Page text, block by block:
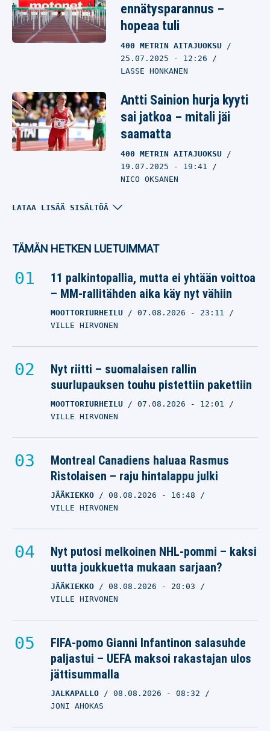
ennätysparannus –
hopeaa tuli
400 METRIN AITAJUOKSU
25.07.2025 - 12:26
LASSE HONKANEN
Antti Sainion hurja kyyti
sai jatkoa – mitali jäi
saamatta
400 METRIN AITAJUOKSU
19.07.2025 - 19:41
NICO OKSANEN
Turun Urheiluliiton Aada
ennätyksellä EM-finaaliin
18.07.2025 - 21:22
NICO OKSANEN
LATAA LISÄÄ SISÄLTÖÄ
TÄMÄN HETKEN LUETUIMMAT
11 palkintopallia, mutta ei yhtään voittoa
– MM-rallitähden aika käy nyt vähiin
MOOTTORIURHEILU 07.08.2026 - 23:11
VILLE HIRVONEN
Nyt riitti – suomalaisen rallin
suurlupauksen touhu pistettiin pakettiin
MOOTTORIURHEILU 07.08.2026 - 12:01
VILLE HIRVONEN
Montreal Canadiens haluaa Rasmus
Ristolaisen – raju hintalappu julki
JÄÄKIEKKO 08.08.2026 - 16:48
VILLE HIRVONEN
Nyt putosi melkoinen NHL-pommi – kaksi
uutta joukkuetta mukaan sarjaan?
JÄÄKIEKKO 08.08.2026 - 20:03
VILLE HIRVONEN
FIFA-pomo Gianni Infantinon salasuhde
paljastui – UEFA maksoi rakastajan ulos
jättisummalla
JALKAPALLO 08.08.2026 - 08:32
JONI AHOKAS